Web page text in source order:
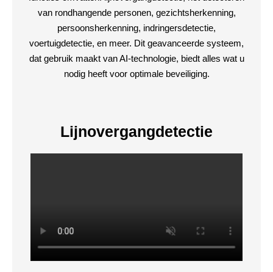
van rondhangende personen, gezichtsherkenning,
persoonsherkenning, indringersdetectie,
voertuigdetectie, en meer. Dit geavanceerde systeem,
dat gebruik maakt van AI-technologie, biedt alles wat u
nodig heeft voor optimale beveiliging.
Lijnovergangdetectie